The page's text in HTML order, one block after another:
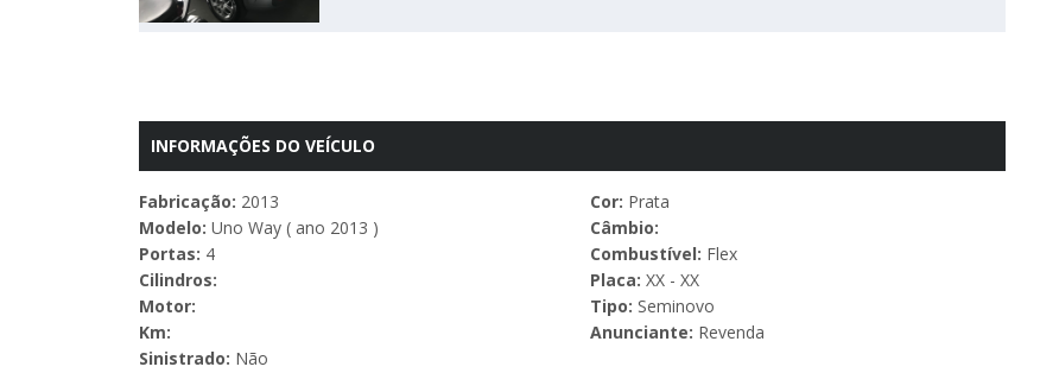
INFORMAÇÕES DO VEÍCULO
Fabricação: 2013
Modelo: Uno Way ( ano 2013 )
Portas: 4
Cilindros:
Motor:
Km:
Sinistrado: Não
Cor: Prata
Câmbio:
Combustível: Flex
Placa: XX - XX
Tipo: Seminovo
Anunciante: Revenda